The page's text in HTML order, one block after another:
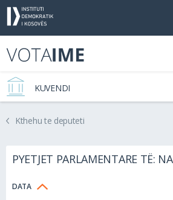
KUVENDI
Kthehu te deputeti
PYETJET PARLAMENTARE TË:
DATA